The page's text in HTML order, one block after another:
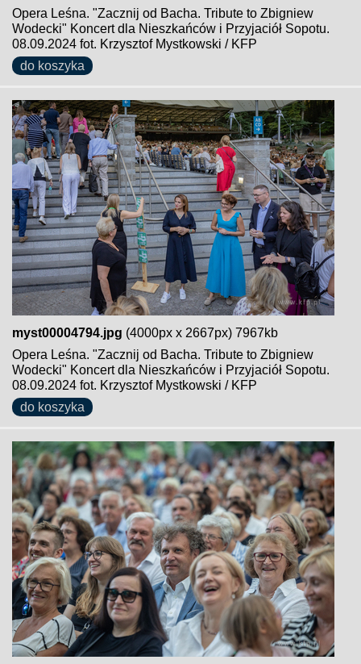
Opera Leśna. "Zacznij od Bacha. Tribute to Zbigniew
Wodecki" Koncert dla Nieszkańców i Przyjaciół Sopotu.
08.09.2024 fot. Krzysztof Mystkowski / KFP
do koszyka
myst00004794.jpg (4000px x 2667px) 7967kb
Opera Leśna. "Zacznij od Bacha. Tribute to Zbigniew
Wodecki" Koncert dla Nieszkańców i Przyjaciół Sopotu.
08.09.2024 fot. Krzysztof Mystkowski / KFP
do koszyka